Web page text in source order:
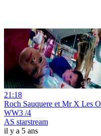
21:18
Roch Sauquere et Mr X Les
WW3 /4
AS starstream
il y a 5 ans